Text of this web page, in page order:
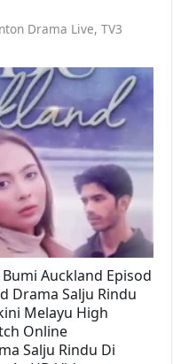
Drama Live,TV3
Auckland Episod
Drama Salju Rindu
Melayu High
Online
Salju Rindu Di